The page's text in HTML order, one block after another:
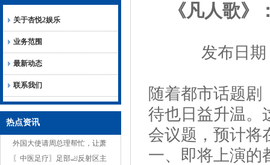
关于杏悦2娱乐
业务范围
最新动态
联系我们
热点资讯
外国大使请周总理帮忙，让萧
华上将作自己干儿子，总理如
〖中医足疗〗足部🦶反射区主
《凡人歌
发布日
随着都市话题剧
待也日益升温。
会议题，预计将
一、即将上演的